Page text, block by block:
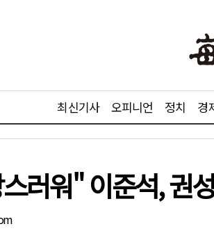
최신기사 오피니언 정치 경
러워" 이준석, 권